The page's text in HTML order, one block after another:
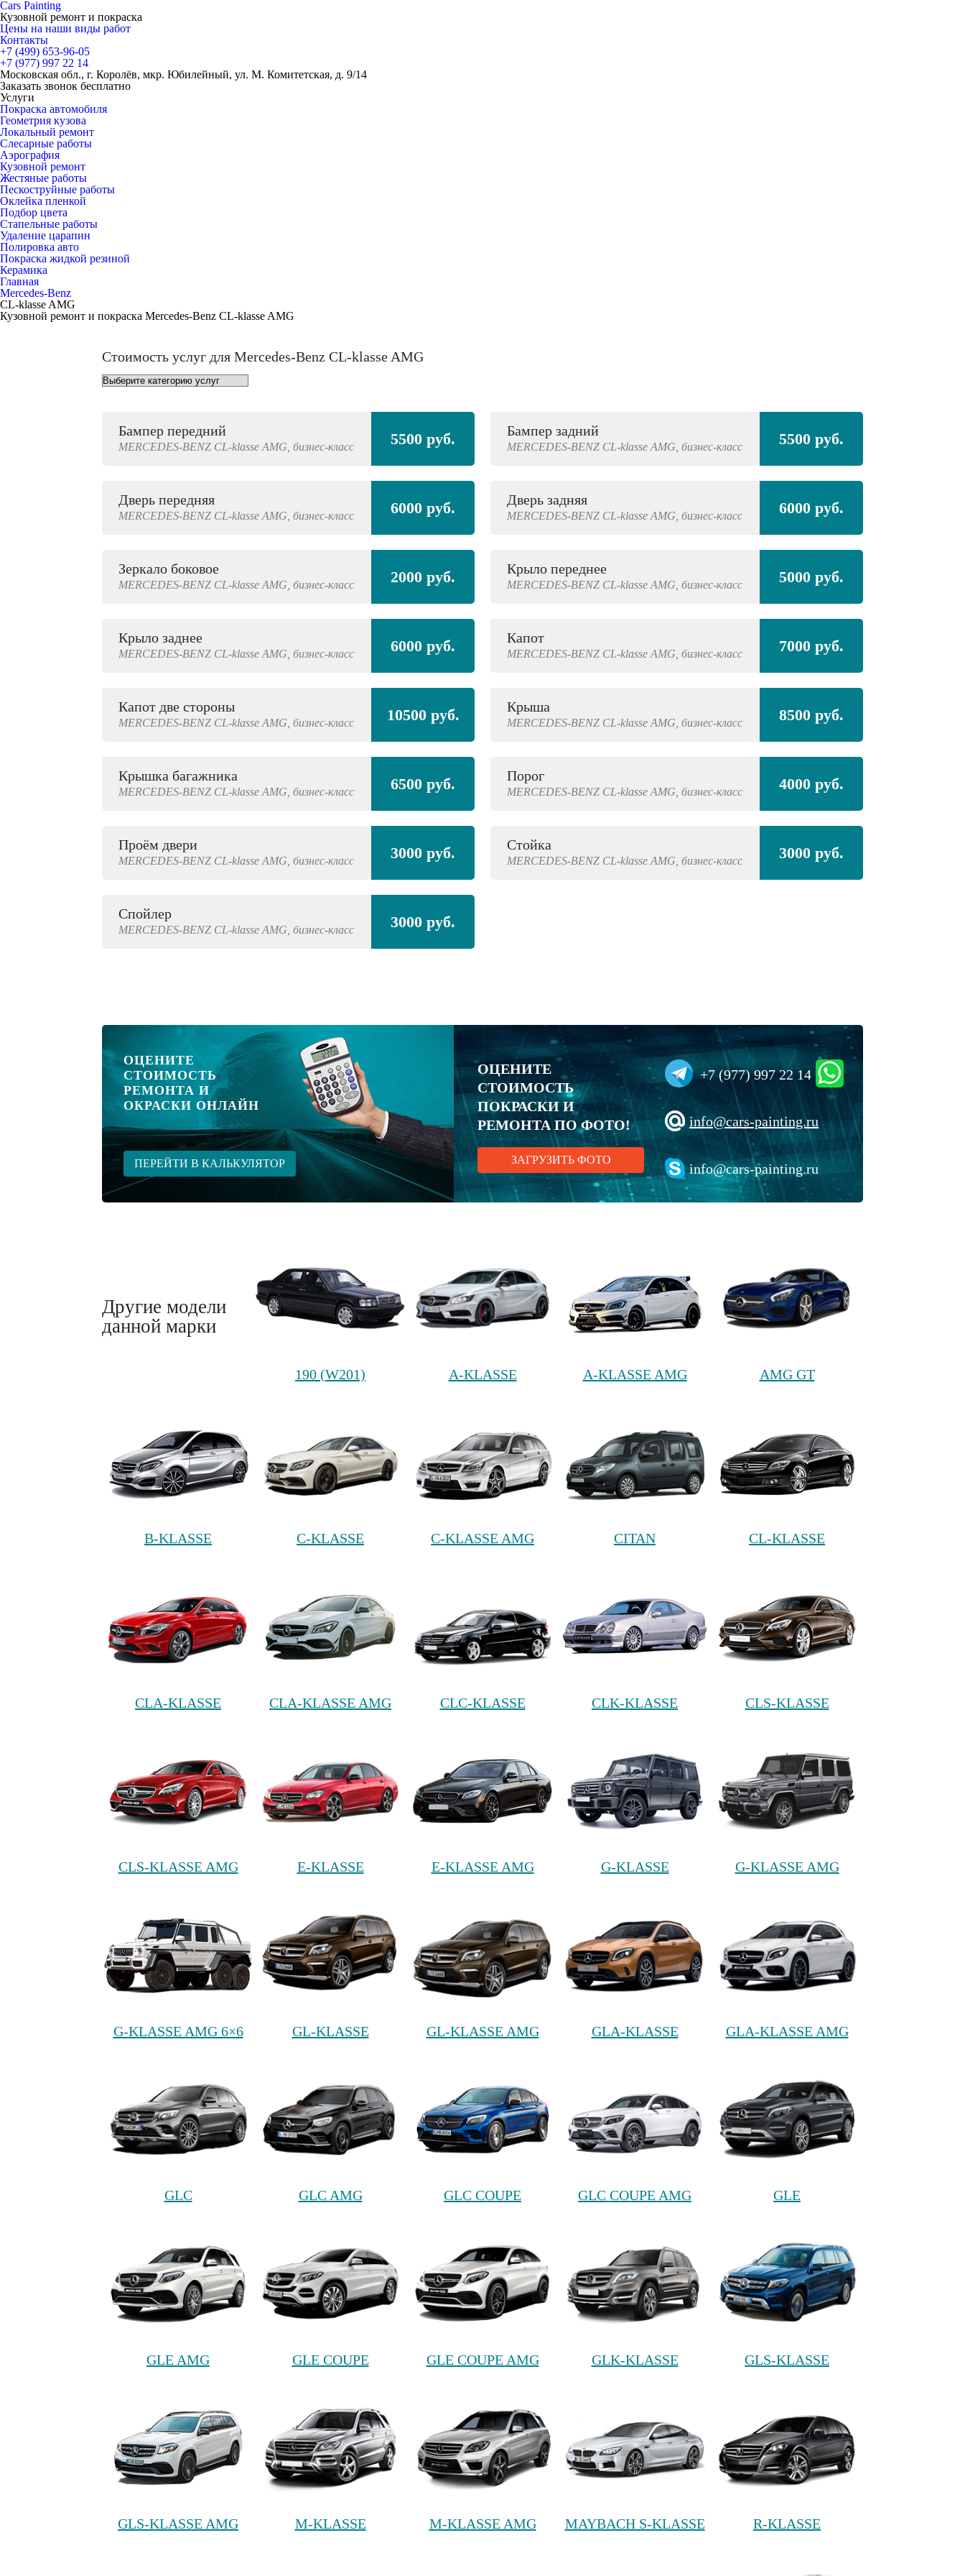
Cars Painting
Кузовной ремонт и покраска
Цены на наши виды работ
Контакты
+7 (499) 653-96-05
+7 (977) 997 22 14
Московская обл., г. Королёв, мкр. Юбилейный, ул. М. Комитетская, д. 9/14
Заказать звонок бесплатно
Услуги
Покраска автомобиля
Геометрия кузова
Локальный ремонт
Слесарные работы
Аэрография
Кузовной ремонт
Жестяные работы
Пескоструйные работы
Оклейка пленкой
Подбор цвета
Стапельные работы
Удаление царапин
Полировка авто
Покраска жидкой резиной
Керамика
Главная
Mercedes-Benz
CL-klasse AMG
Кузовной ремонт и покраска Mercedes-Benz CL-klasse AMG
Стоимость услуг для Mercedes-Benz CL-klasse AMG
Бампер передний
MERCEDES-BENZ CL-klasse AMG, бизнес-класс 5500 руб. Бампер задний
MERCEDES-BENZ CL-klasse AMG, бизнес-класс 5500 руб.
Дверь передняя
MERCEDES-BENZ CL-klasse AMG, бизнес-класс 6000 руб. Дверь задняя
MERCEDES-BENZ CL-klasse AMG, бизнес-класс 6000 руб.
Зеркало боковое
MERCEDES-BENZ CL-klasse AMG, бизнес-класс 2000 руб. Крыло переднее
MERCEDES-BENZ CL-klasse AMG, бизнес-класс 5000 руб.
Крыло заднее
MERCEDES-BENZ CL-klasse AMG, бизнес-класс 6000 руб. Капот
MERCEDES-BENZ CL-klasse AMG, бизнес-класс 7000 руб.
Капот две стороны
MERCEDES-BENZ CL-klasse AMG, бизнес-класс 10500 руб. Крыша
MERCEDES-BENZ CL-klasse AMG, бизнес-класс 8500 руб.
Крышка багажника
MERCEDES-BENZ CL-klasse AMG, бизнес-класс 6500 руб. Порог
MERCEDES-BENZ CL-klasse AMG, бизнес-класс 4000 руб.
Проём двери
MERCEDES-BENZ CL-klasse AMG, бизнес-класс 3000 руб. Стойка
MERCEDES-BENZ CL-klasse AMG, бизнес-класс 3000 руб.
Спойлер
MERCEDES-BENZ CL-klasse AMG, бизнес-класс 3000 руб.
ОЦЕНИТЕ
СТОИМОСТЬ
РЕМОНТА И
ОКРАСКИ ОНЛАЙН
ПЕРЕЙТИ В КАЛЬКУЛЯТОР
ОЦЕНИТЕ
СТОИМОСТЬ
ПОКРАСКИ И
РЕМОНТА ПО ФОТО!
ЗАГРУЗИТЬ ФОТО
+7 (977) 997 22 14
info@cars-painting.ru
info@cars-painting.ru
Другие модели
данной марки
190 (W201) A-KLASSE A-KLASSE AMG AMG GT
B-KLASSE C-KLASSE C-KLASSE AMG CITAN CL-KLASSE
CLA-KLASSE CLA-KLASSE AMG CLC-KLASSE CLK-KLASSE CLS-KLASSE
CLS-KLASSE AMG E-KLASSE E-KLASSE AMG G-KLASSE G-KLASSE AMG
G-KLASSE AMG 6×6 GL-KLASSE GL-KLASSE AMG GLA-KLASSE GLA-KLASSE AMG
GLC GLC AMG GLC COUPE GLC COUPE AMG GLE
GLE AMG GLE COUPE GLE COUPE AMG GLK-KLASSE GLS-KLASSE
GLS-KLASSE AMG M-KLASSE M-KLASSE AMG MAYBACH S-KLASSE R-KLASSE